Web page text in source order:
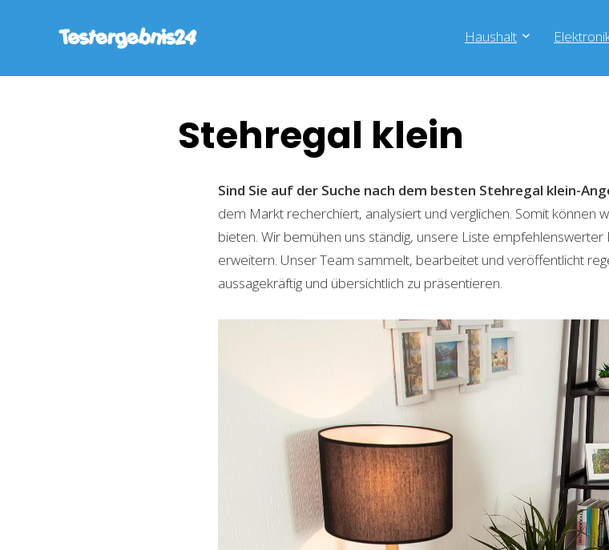
Haushalt
Stehregal klein
Sind Sie auf der Suche nach dem besten Stehregal klein-
dem Markt recherchiert, analysiert und verglichen. Somit können
bieten. Wir bemühen uns ständig, unsere Liste empfehlenswerter
erweitern. Unser Team sammelt, bearbeitet und veröffentlicht
aussagekräftig und übersichtlich zu präsentieren.